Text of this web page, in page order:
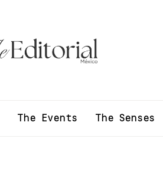
The Events The Senses